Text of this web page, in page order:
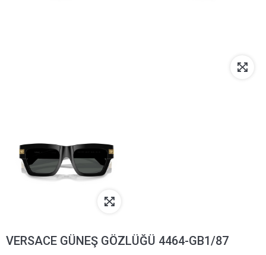
VERSACE GÜNEŞ GÖZLÜĞÜ 4464-GB1/87